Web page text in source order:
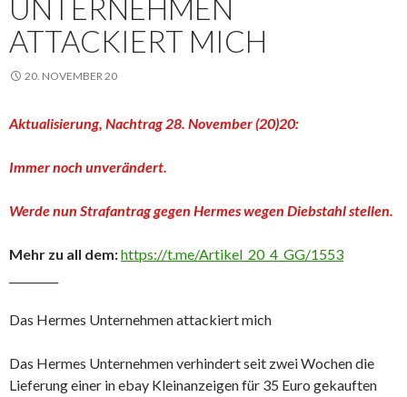
UNTERNEHMEN
ATTACKIERT MICH
20. NOVEMBER 20
Aktualisierung, Nachtrag 28. November (20)20:
Immer noch unverändert.
Werde nun Strafantrag gegen Hermes wegen Diebstahl stellen.
Mehr zu all dem:https://t.me/Artikel_20_4_GG/1553
Das Hermes Unternehmen attackiert mich
Das Hermes Unternehmen verhindert seit zwei Wochen die
Lieferung einer in ebay Kleinanzeigen für 35 Euro gekauften